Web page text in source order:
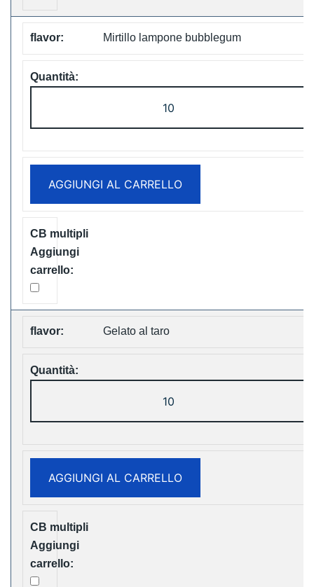
Mirtillo lampone bubblegum
Cube
20000
Disposable
Vape
Free
AGGIUNGI AL CARRELLO
Gelato al taro
Cube
20000
Disposable
Vape
Free
AGGIUNGI AL CARRELLO